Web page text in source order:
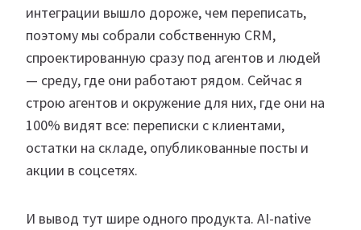
интеграции вышло дороже, чем переписать,
поэтому мы собрали собственную CRM,
спроектированную сразу под агентов и людей
— среду, где они работают рядом. Сейчас я
строю агентов и окружение для них, где они на
100% видят все: переписки с клиентами,
остатки на складе, опубликованные посты и
акции в соцсетях.
И вывод тут шире одного продукта. AI-native